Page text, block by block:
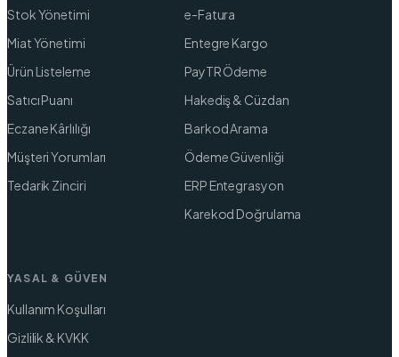
Stok Yönetimi
Miat Yönetimi
Ürün Listeleme
Satıcı Puanı
Eczane Kârlılığı
Müşteri Yorumları
Tedarik Zinciri
e-Fatura
Entegre Kargo
PayTR Ödeme
Hakediş & Cüzdan
Barkod Arama
Ödeme Güvenliği
ERP Entegrasyon
Karekod Doğrulama
YASAL & GÜVEN
Kullanım Koşulları
Gizlilik & KVKK